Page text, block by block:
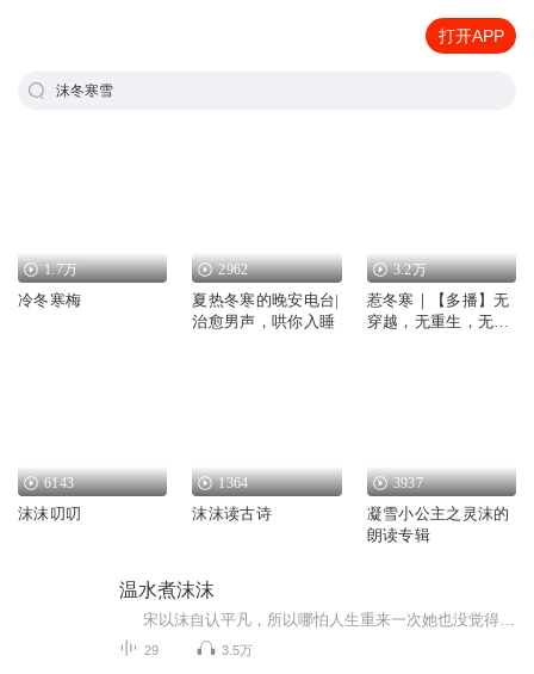
打开APP
沫冬寒雪
1.7万
冷冬寒梅
2962
夏热冬寒的晚安电台|
治愈男声，哄你入睡
3.2万
惹冬寒｜【多播】无
穿越，无重生，无复
6143
沫沫叨叨
1364
沫沫读古诗
3937
凝雪小公主之灵沫的
朗读专辑
温水煮沫沫
29 3.5万